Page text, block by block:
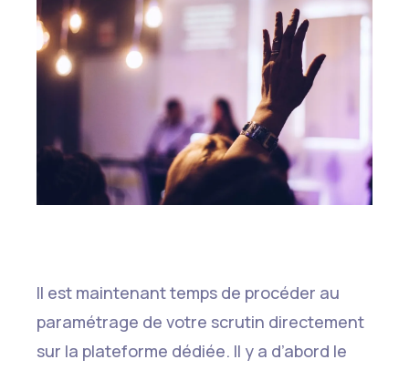
Il est maintenant temps de procéder au
paramétrage de votre scrutin directement
sur la plateforme dédiée. Il y a d’abord le